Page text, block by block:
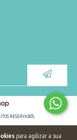
para agilizar a sua
RESERVADOS.